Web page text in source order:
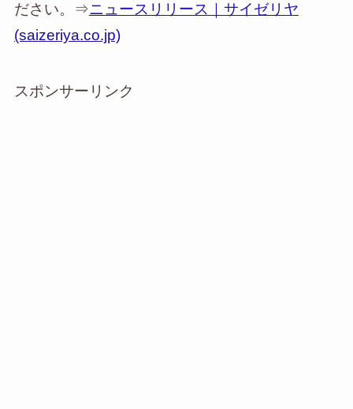
ださい。⇒ニュースリリース｜サイゼリヤ
(saizeriya.co.jp)
スポンサーリンク